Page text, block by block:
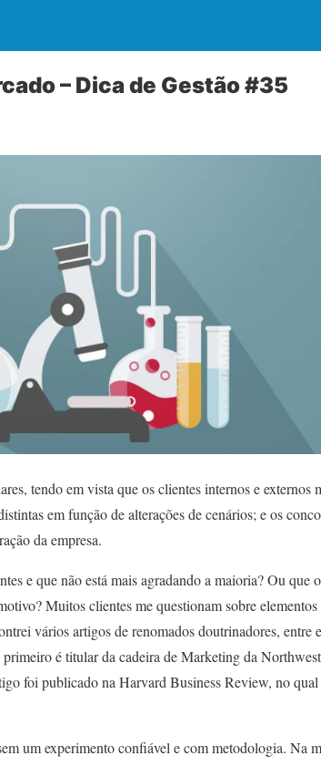
– Dica de Gestão #35
tendo em vista que os clientes internos e externos
em função de alterações de cenários; e os
da empresa.
e que não está mais agradando a maioria? Ou que
Muitos clientes me questionam sobre elementos
vários artigos de renomados doutrinadores, entre
é titular da cadeira de Marketing da
foi publicado na Harvard Business Review, no
um experimento confiável e com metodologia. Na